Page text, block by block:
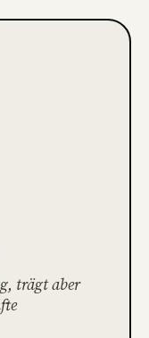
trägt aber